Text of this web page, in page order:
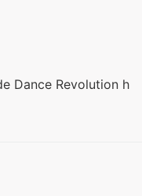
Dance Revolution h